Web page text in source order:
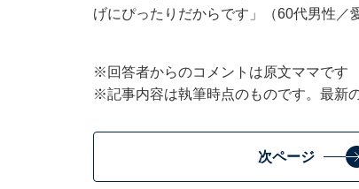
げにぴったりだからです」（60代男性／
※回答者からのコメントは原文ママです
※記事内容は執筆時点のものです。最新
次ページ